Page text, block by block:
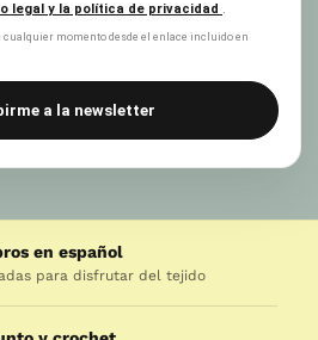
legal y la política de privacidad .
momento desde el enlace incluido en
a la newsletter
en español
para disfrutar del tejido